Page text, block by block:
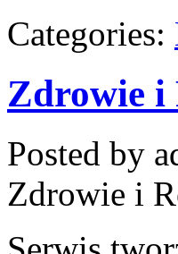
Categories:
Zdrowie i
Posted by
Zdrowie i